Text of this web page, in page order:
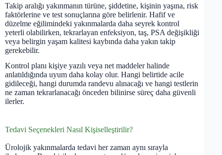
Takip aralığı yakınmanın türüne, şiddetine, kişinin yaşına, risk
faktörlerine ve test sonuçlarına göre belirlenir. Hafif ve
düzelme eğilimindeki yakınmalarda daha seyrek kontrol
yeterli olabilirken, tekrarlayan enfeksiyon, taş, PSA değişikliği
veya belirgin yaşam kalitesi kaybında daha yakın takip
gerekebilir.
Kontrol planı kişiye yazılı veya net maddeler halinde
anlatıldığında uyum daha kolay olur. Hangi belirtide acile
gidileceği, hangi durumda randevu alınacağı ve hangi testlerin
ne zaman tekrarlanacağı önceden bilinirse süreç daha güvenli
ilerler.
Tedavi Seçenekleri Nasıl Kişiselleştirilir?
Ürolojik yakınmalarda tedavi her zaman aynı sırayla